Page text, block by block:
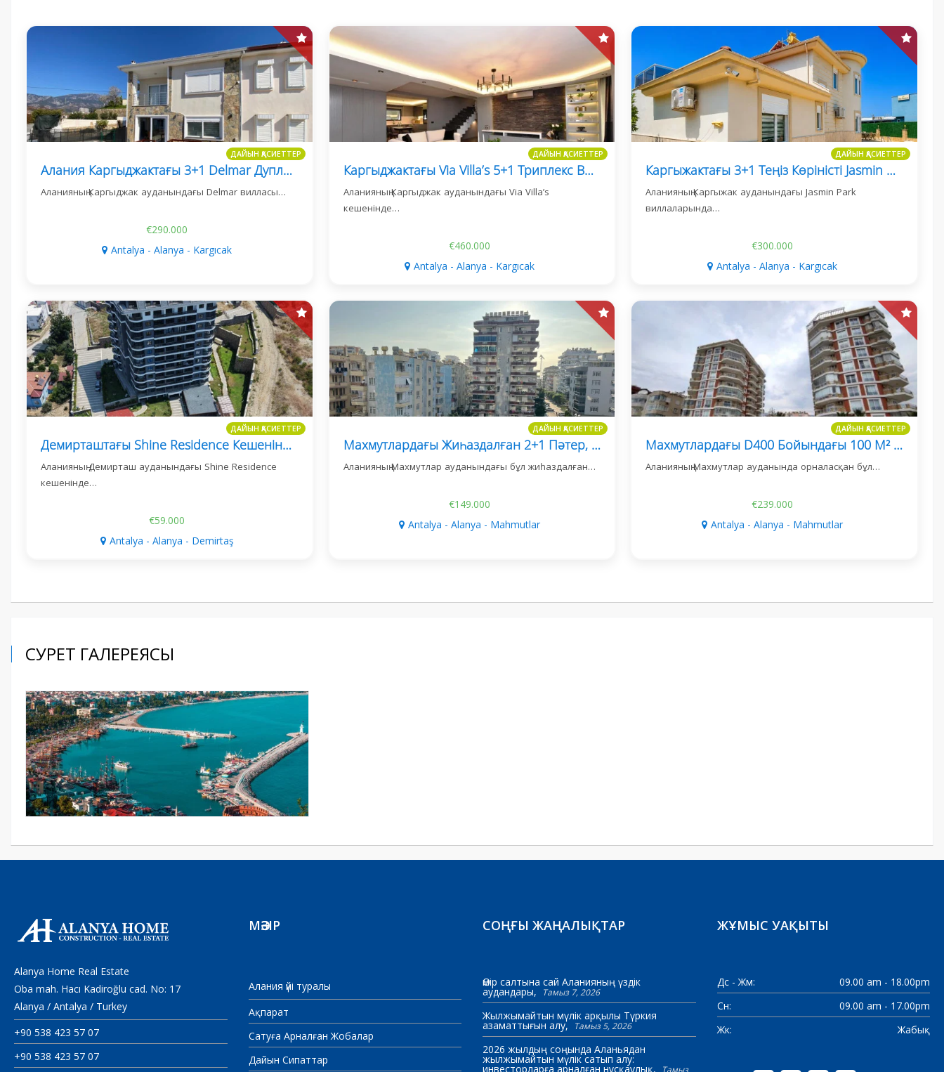
ДАЙЫН ҚАСИЕТТЕР
Алания Каргыджактағы 3+1 Delmar Дуплекс Вилласы
Аланияның Каргыджак ауданындағы Delmar вилласы…
€290.000
Antalya - Alanya - Kargıcak
ДАЙЫН ҚАСИЕТТЕР
Каргыджактағы Via Villa’s 5+1 Триплекс Вилласы
Аланияның Каргыджак ауданындағы Via Villa’s
кешенінде…
€460.000
Antalya - Alanya - Kargıcak
ДАЙЫН ҚАСИЕТТЕР
Каргыжактағы 3+1 Теңіз Көріністі Jasmin Park Вилласы
Аланияның Каргыжак ауданындағы Jasmin Park
виллаларында…
€300.000
Antalya - Alanya - Kargıcak
ДАЙЫН ҚАСИЕТТЕР
Демирташтағы Shine Residence Кешенінде 1+1 Пәтер
Аланияның Демирташ ауданындағы Shine Residence
кешенінде…
€59.000
Antalya - Alanya - Demirtaş
ДАЙЫН ҚАСИЕТТЕР
Махмутлардағы Жиһаздалған 2+1 Пәтер, Теңізге 500 М
Аланияның Махмутлар ауданындағы бұл жиһаздалған…
€149.000
Antalya - Alanya - Mahmutlar
ДАЙЫН ҚАСИЕТТЕР
Махмутлардағы D400 Бойындағы 100 М² Коммерциялық Дүкен
Аланияның Махмутлар ауданында орналасқан бұл…
€239.000
Antalya - Alanya - Mahmutlar
СУРЕТ ГАЛЕРЕЯСЫ
Alanya Home Real Estate
Oba mah. Hacı Kadiroğlu cad. No: 17
Alanya / Antalya / Turkey
+90 538 423 57 07
+90 538 423 57 07
МӘЗІР
Алания үйі туралы
Ақпарат
Сатуға Арналған Жобалар
Дайын Сипаттар
СОҢҒЫ ЖАҢАЛЫҚТАР
Өмір салтына сай Аланияның үздік
аудандары Тамыз 7, 2026
Жылжымайтын мүлік арқылы Түркия
азаматтығын алу Тамыз 5, 2026
2026 жылдың соңында Аланьядан
жылжымайтын мүлік сатып алу:
инвесторларға арналған нұсқаулық Тамыз
ЖҰМЫС УАҚЫТЫ
Дс - Жм:
09.00 am - 18.00pm
Сн:
09.00 am - 17.00pm
Жк:
Жабық